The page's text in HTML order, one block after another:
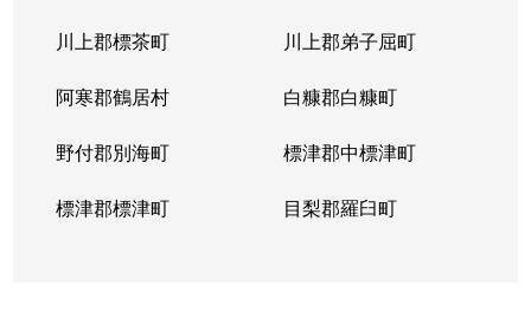
川上郡標茶町 川上郡弟子屈町
阿寒郡鶴居村 白糠郡白糠町
野付郡別海町 標津郡中標津町
標津郡標津町 目梨郡羅臼町